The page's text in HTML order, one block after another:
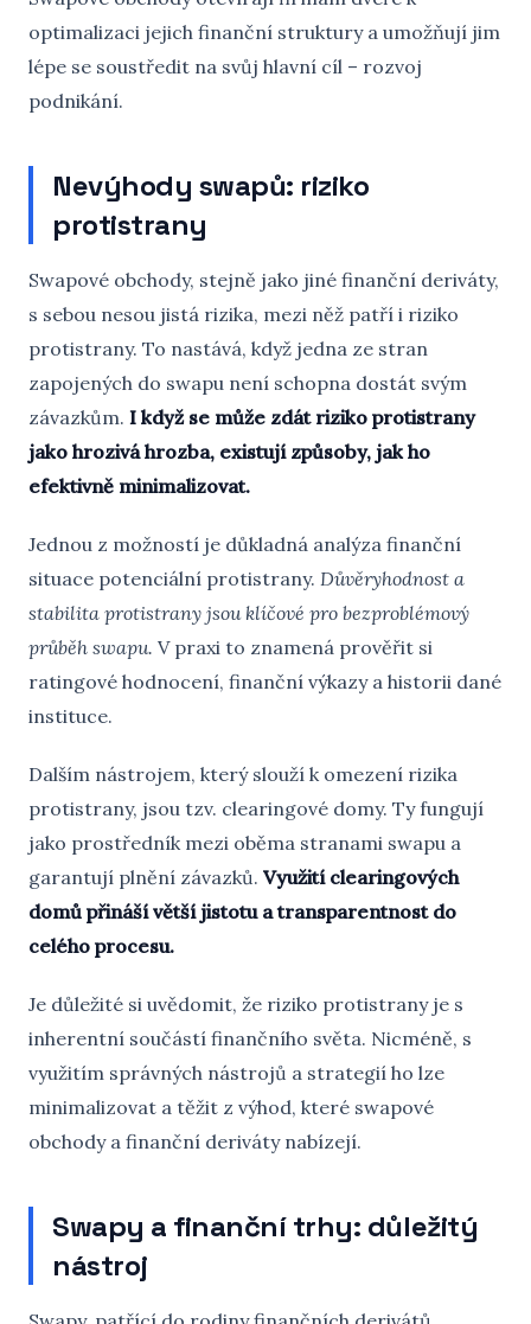
optimalizaci jejich finanční struktury a umožňují jim
lépe se soustředit na svůj hlavní cíl – rozvoj
podnikání.
Nevýhody swapů: riziko
protistrany
Swapové obchody, stejně jako jiné finanční deriváty,
s sebou nesou jistá rizika, mezi něž patří i riziko
protistrany. To nastává, když jedna ze stran
zapojených do swapu není schopna dostát svým
závazkům. I když se může zdát riziko protistrany
jako hrozivá hrozba, existují způsoby, jak ho
efektivně minimalizovat.
Jednou z možností je důkladná analýza finanční
situace potenciální protistrany. Důvěryhodnost a
stabilita protistrany jsou klíčové pro bezproblémový
průběh swapu. V praxi to znamená prověřit si
ratingové hodnocení, finanční výkazy a historii dané
instituce.
Dalším nástrojem, který slouží k omezení rizika
protistrany, jsou tzv. clearingové domy. Ty fungují
jako prostředník mezi oběma stranami swapu a
garantují plnění závazků. Využití clearingových
domů přináší větší jistotu a transparentnost do
celého procesu.
Je důležité si uvědomit, že riziko protistrany je s
inherentní součástí finančního světa. Nicméně, s
využitím správných nástrojů a strategií ho lze
minimalizovat a těžit z výhod, které swapové
obchody a finanční deriváty nabízejí.
Swapy a finanční trhy: důležitý
nástroj